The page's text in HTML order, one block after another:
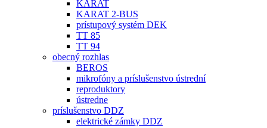
KARAT
KARAT 2-BUS
prístupový systém DEK
TT 85
TT 94
obecný rozhlas
BEROS
mikrofóny a príslušenstvo ústrední
reproduktory
ústredne
príslušenstvo DDZ
elektrické zámky DDZ